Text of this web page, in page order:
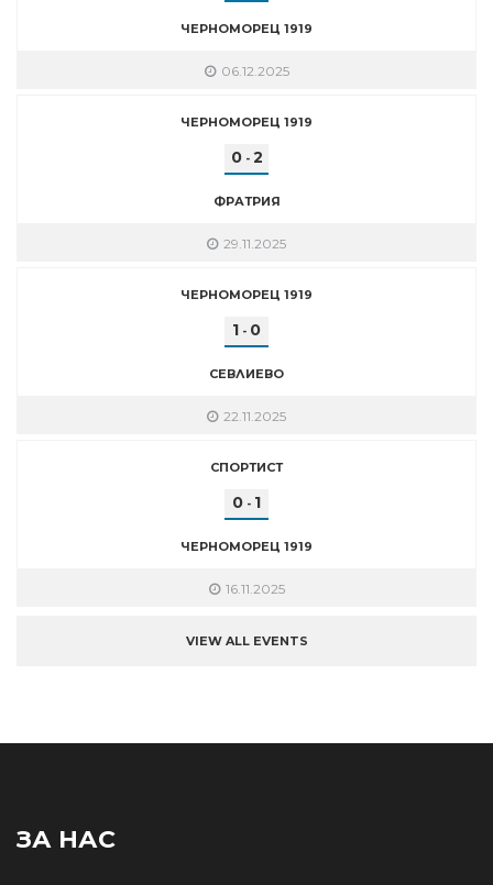
ЧЕРНОМОРЕЦ 1919
06.12.2025
ЧЕРНОМОРЕЦ 1919
0- 2
ФРАТРИЯ
29.11.2025
ЧЕРНОМОРЕЦ 1919
1 - 0
СЕВЛИЕВО
22.11.2025
СПОРТИСТ
0 - 1
ЧЕРНОМОРЕЦ 1919
16.11.2025
VIEW ALL EVENTS
ЗА НАС